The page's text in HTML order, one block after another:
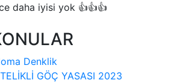
daha iyisi yok 👍👍👍
Denklik
GÖÇ YASASI 2023